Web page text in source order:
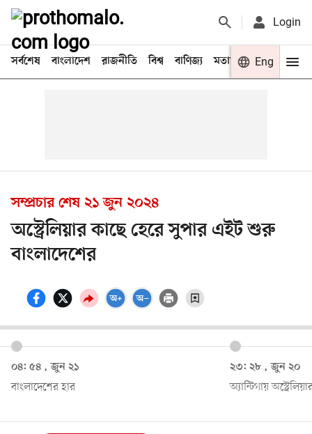
Login
সর্বশেষ বাংলাদেশ রাজনীতি বিশ্ব বাণিজ্য মতামত খেলা
Eng
সম্প্রচার শেষ ২১ জুন ২০২৪
অস্ট্রেলিয়ার কাছে হেরে সুপার এইট শুরু
বাংলাদেশের
০৪: ৫৪ , জুন ২১
বাংলাদেশের হার
২৩: ২৮ , জুন ২০
অ্যান্টিগায়